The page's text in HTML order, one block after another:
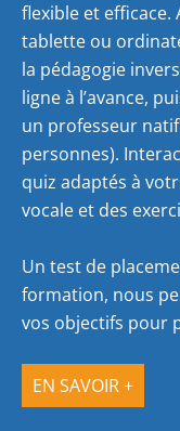
flexible et efficace.
tablette ou
la pédagogie
ligne à l’avance,
un professeur
personnes).
quiz adaptés à
vocale et des
Un test de
formation, nous
vos objectifs pour
EN SAVOIR +